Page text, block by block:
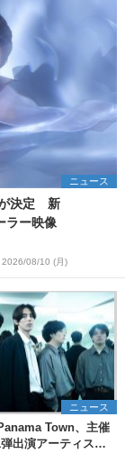
ニュース
が決定 新
ラー映像
2026/08/10 (月)
ニュース
Town、主催
出演アーティスト